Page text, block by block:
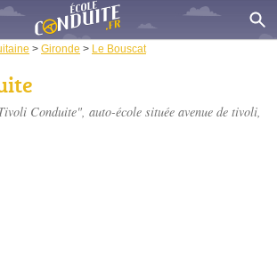
> Gironde > Le Bouscat
Conduite", auto-école située avenue de tivoli,